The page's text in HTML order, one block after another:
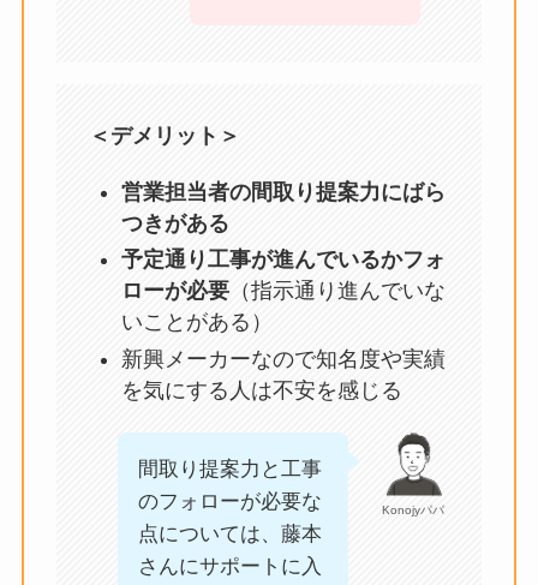
＜デメリット＞
営業担当者の間取り提案力にばら
つきがある
予定通り工事が進んでいるかフォ
ローが必要（指示通り進んでいな
いことがある）
新興メーカーなので知名度や実績
を気にする人は不安を感じる
Konojyパパ
間取り提案力と工事
のフォローが必要な
点については、藤本
さんにサポートに入